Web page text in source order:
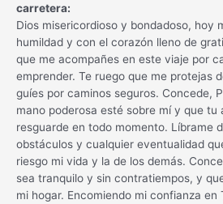
carretera:
Dios misericordioso y bondadoso, hoy
humildad y con el corazón lleno de
que me acompañes en este viaje por
emprender. Te ruego que me protejas
guíes por caminos seguros. Concede,
mano poderosa esté sobre mí y que tu
resguarde en todo momento. Líbrame
obstáculos y cualquier eventualidad
riesgo mi vida y la de los demás.
sea tranquilo y sin contratiempos, y
mi hogar. Encomiendo mi confianza en